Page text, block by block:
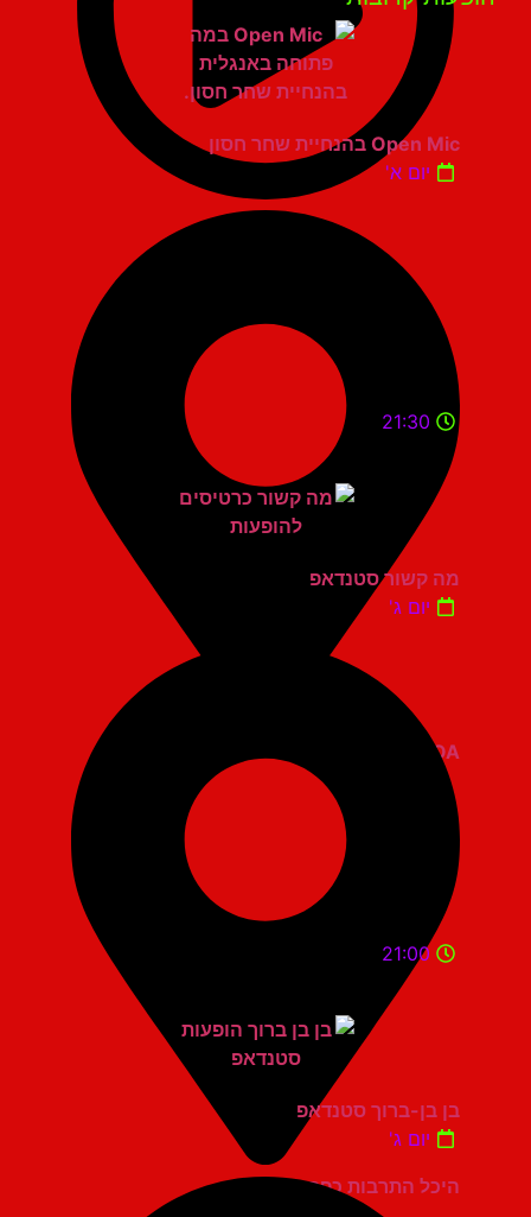
Open Mic בהנחיית שחר חסון
יום א'
21:30
מה קשור סטנדאפ
יום ג'
היכל התרבות כפר סבא
21:00
בן בן-ברוך סטנדאפ
יום ג'